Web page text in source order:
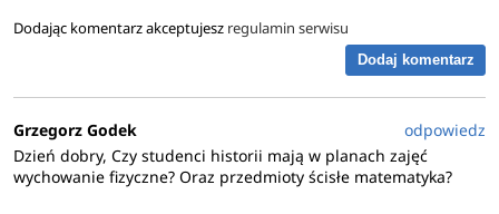
Dodając komentarz akceptujesz regulamin serwisu
Dodaj komentarz
Grzegorz Godek
odpowiedz
Dzień dobry, Czy studenci historii mają w planach zajęć
wychowanie fizyczne? Oraz przedmioty ścisłe matematyka?